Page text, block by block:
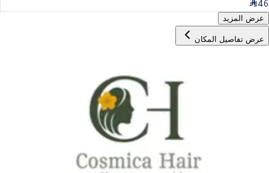
46
عرض المزيد
عرض تفاصيل المكان